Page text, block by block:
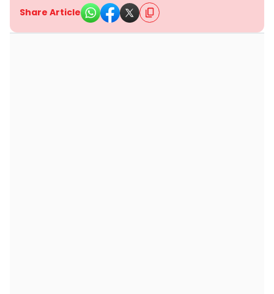
Share Article